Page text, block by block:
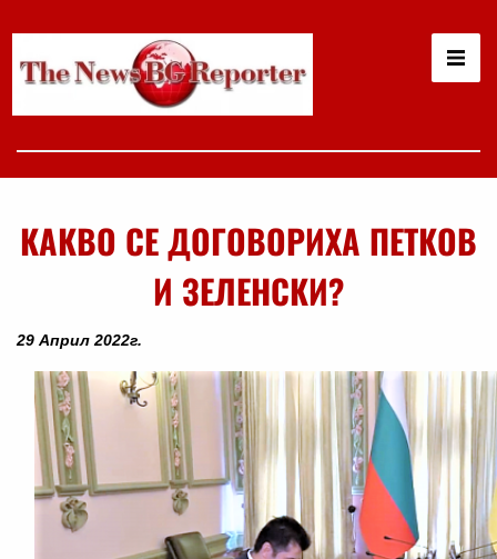
КАКВО СЕ ДОГОВОРИХА ПЕТКОВ
И ЗЕЛЕНСКИ?
29 Април 2022г.